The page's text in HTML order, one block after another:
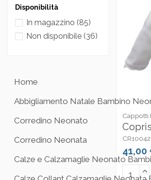
Cappotti
41,00
Disponibilità
In magazzino (85)
Non disponibile (36)
Home
Abbigliamento Natale Bambino
Corredino Neonato
Corredino Neonata
Calze e Calzamaglie Neonato